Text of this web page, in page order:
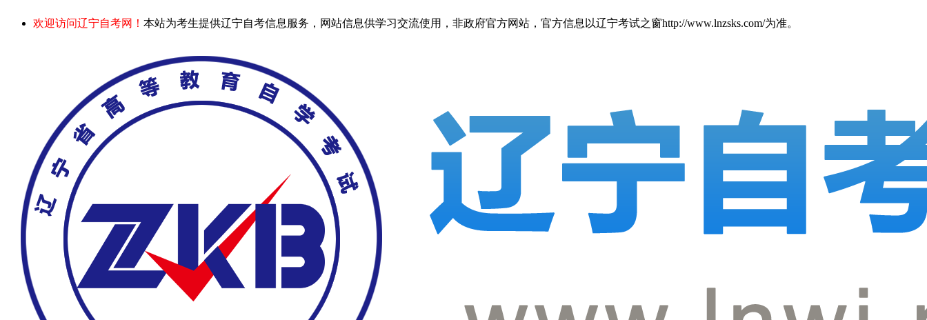
欢迎访问辽宁自考网！ 本站为考生提供辽宁自考信息服务，网站信息供学习交流使用，非政府官方网站，官方信息以辽宁考试之窗http://www.lnzsks.com/为准。